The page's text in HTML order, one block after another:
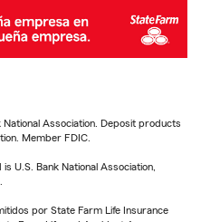
Association. Deposit products
Member FDIC.
U.S. Bank National Association,
por State Farm Life Insurance